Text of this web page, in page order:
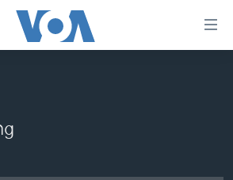
ບໍດີ ສະຫະລັດ 2024